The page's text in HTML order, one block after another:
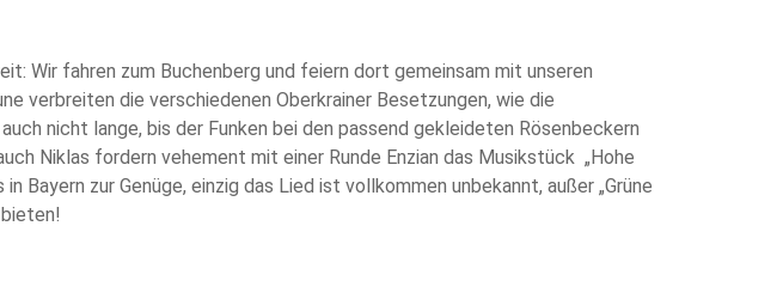
Wir fahren zum Buchenberg und feiern dort gemeinsam mit unseren
verbreiten die verschiedenen Oberkrainer Besetzungen, wie die
nicht lange, bis der Funken bei den passend gekleideten Rösenbeckern
Niklas fordern vehement mit einer Runde Enzian das Musikstück „Hohe
in Bayern zur Genüge, einzig das Lied ist vollkommen unbekannt, außer „Grüne